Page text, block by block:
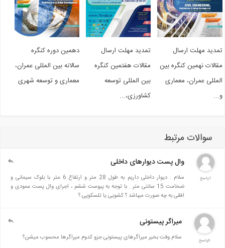
مهلت ارسال
نهمین کنگره بین
عمران، معماری
تمدید مهلت ارسال
مقالات هفتمین کنگره
بین المللی توسعه
کشاورزی،...
دهمین دوره کنگره
سالانه بین المللی عمران،
معماری و توسعه شهری
سوالات مرتبط
وال پست دیوارهای داخلی
سلام . دیوار داخلی داریم به طول 28 متر و ارتفاع 6 متر با بلوک سیمانی و
ضخامت 15 سانتی متر . با توجه به پیوست ششم ، اجرای وال پست عمودی و
افقی به چه صورت میباشد ؟ کشویی یا تلسکوپی ؟
میراگر پیستونی
سلام وقت بخیر میراگرهای پیستونی جزو کدوم میراگرها محسوب میشن؟